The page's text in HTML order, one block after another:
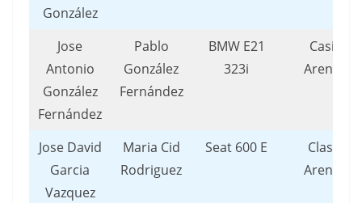
González
Jose
Antonio
González
Fernández
Pablo
González
Fernández
BMW E21
323i
Casicos
Arenteiro
Jose David
Garcia
Vazquez
Maria Cid
Rodriguez
Seat 600 E
Clasicos
Arenteiro